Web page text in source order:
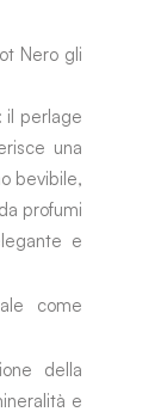
Nero gli
il perlage
una
bevibile,
profumi
e
come
della
e